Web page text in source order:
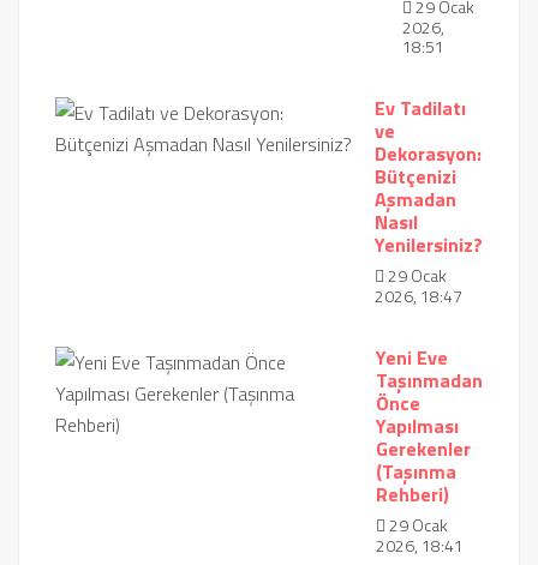
29 Ocak
2026,
18:51
Ev Tadilatı
ve
Dekorasyon:
Bütçenizi
Aşmadan
Nasıl
Yenilersiniz?
29 Ocak
2026, 18:47
Yeni Eve
Taşınmadan
Önce
Yapılması
Gerekenler
(Taşınma
Rehberi)
29 Ocak
2026, 18:41